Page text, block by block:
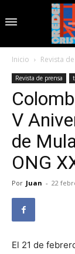
Inicio Revista
Revista de prensa
V
de
ONG
Por Juan - 22
El 21 de